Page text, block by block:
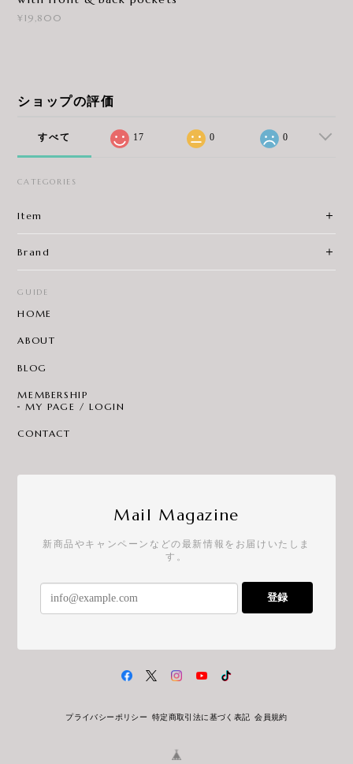
¥19,800
ショップの評価
すべて 17 0 0
CATEGORIES
Item
Brand
GUIDE
HOME
ABOUT
BLOG
MEMBERSHIP
MY PAGE / LOGIN
CONTACT
Mail Magazine
新商品やキャンペーンなどの最新情報をお届けいたしま
す。
登録
プライバシーポリシー 特定商取引法に基づく表記 会員規約